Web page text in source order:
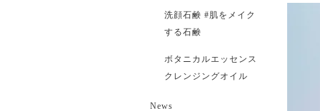
洗顔石鹸 #肌をメイク
する石鹸
ボタニカルエッセンス
クレンジングオイル
News